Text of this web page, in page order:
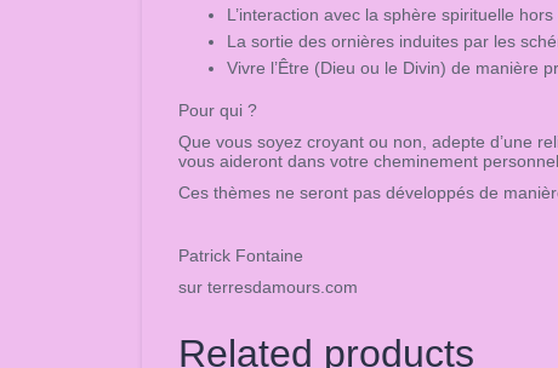
L’interaction avec la sphère spirituelle
La sortie des ornières induites par les
Vivre l’Être (Dieu ou le Divin) de manière
Pour qui ?
Que vous soyez croyant ou non, adepte d’une
vous aideront dans votre cheminement
Ces thèmes ne seront pas développés de
Patrick Fontaine
sur terresdamours.com
Related products